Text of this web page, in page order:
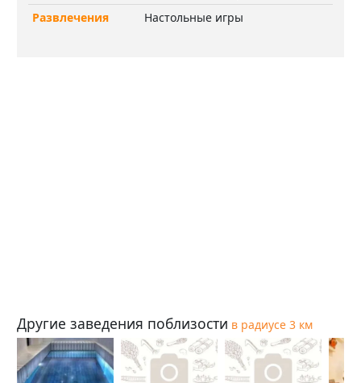
Развлечения
Настольные игры
Другие заведения поблизости в радиусе 3 км